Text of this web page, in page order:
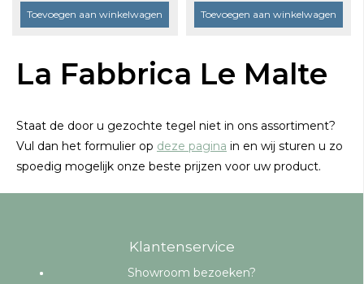
Toevoegen aan winkelwagen Toevoegen aan winkelwagen
La Fabbrica Le Malte
Staat de door u gezochte tegel niet in ons assortiment?
Vul dan het formulier op deze pagina in en wij sturen u zo
spoedig mogelijk onze beste prijzen voor uw product.
Klantenservice
Showroom bezoeken?